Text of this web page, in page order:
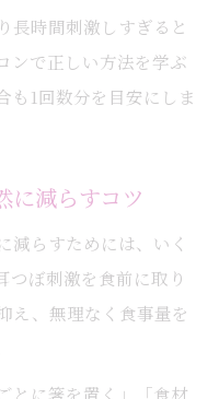
が上がるダイエッ
やすい習慣を作る
る満足感の理由
長時間刺激しすぎると
ンで正しい方法を学ぶ
も1回数分を目安にしま
に減らすコツ
減らすためには、いく
つぼ刺激を食前に取り
え、無理なく食事量を
とに箸を置く」「食材